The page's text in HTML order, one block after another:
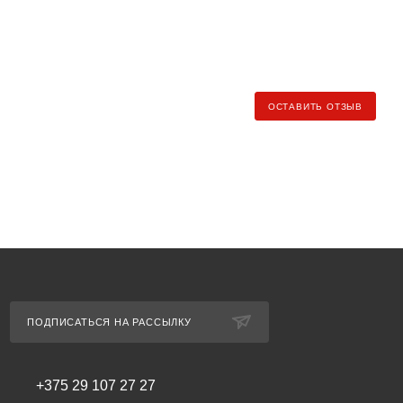
(клиент самостоятельно заказывает и
ОСТАВИТЬ ОТЗЫВ
ПОДПИСАТЬСЯ НА РАССЫЛКУ
+375 29 107 27 27